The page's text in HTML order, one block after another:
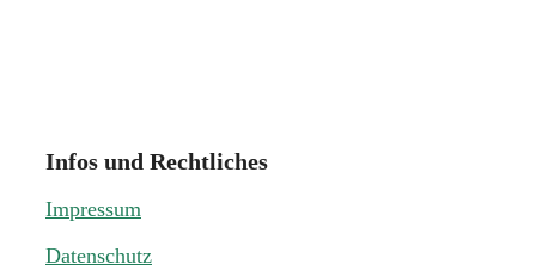
Infos und Rechtliches
Impressum
Datenschutz